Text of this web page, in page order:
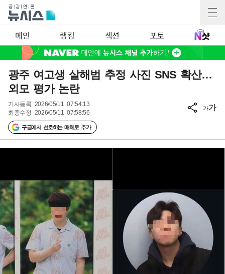
메인 랭킹 섹션 포토
광주 여고생 살해범 추정 사진 SNS 확산…
외모 평가 논란
기사등록 2026/05/11 07:54:13
최종수정 2026/05/11 07:58:56
구글에서 선호하는 매체로 추가
가가